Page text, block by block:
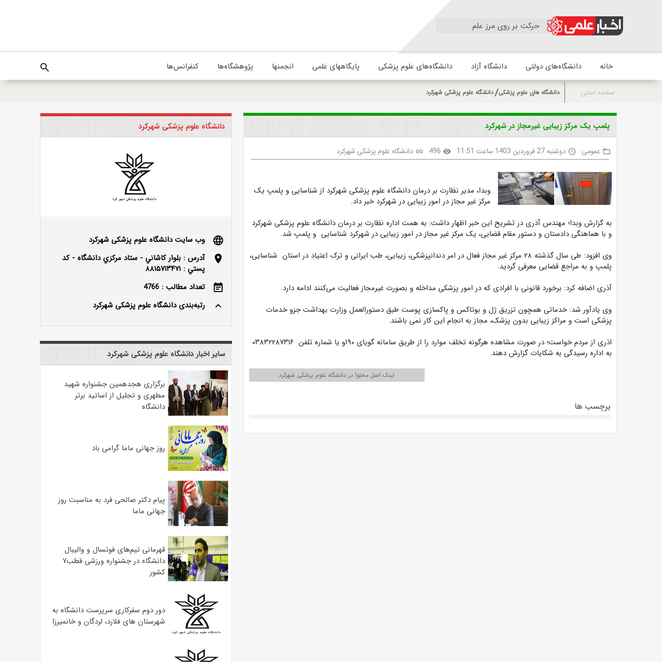
حرکت بر روی مرز علم
خانه دانشگاه‌های دولتی دانشگاه آزاد دانشگاه‌های علوم پزشکی پایگاههای علمی انجمنها پژوهشگاه‌ها کنفرانس‌ها search
صفحه اصلی دانشگاه های علوم پزشکی دانشگاه علوم پزشکی شهرکرد
پلمپ یک مرکز زیبایی غیرمجاز در شهرکرد
folder_open عمومی access_time دوشنبه 27 فروردین 1403 ساعت 11:51 visibility
496
link دانشگاه علوم پزشکی شهرکرد
وبدا، مدیر نظارت بر درمان دانشگاه علوم پزشکی شهرکرد از شناسایی و پلمپ یک
مرکز غیر مجاز در امور زیبایی در شهرکرد خبر داد.
به گزارش وبدا؛ مهندس آذری در تشریح این خبر اظهار داشت: به همت اداره نظارت بر درمان دانشگاه علوم پزشکی شهرکرد
و با هماهنگی دادستان و دستور مقام قضایی، یک مرکز غیر مجاز در امور زیبایی در شهرکرد شناسایی و پلمپ شد.
وی افزود: طی سال گذشته ۲۸ مرکز غیر مجاز فعال در امر دندانپزشکی، زیبایی، طب ایرانی و ترک اعتیاد در استان شناسایی،
پلمپ و به مراجع قضایی معرفی گردید.
آذری اضافه کرد: برخورد قانونی با افرادی که در امور پزشکی مداخله و بصورت غیرمجاز فعالیت می‌کنند ادامه دارد.
وی یادآور شد: خدماتی همچون تزریق ژل و بوتاکس و پاکسازی پوست طبق دستورالعمل وزارت بهداشت جزو خدمات
پزشکی است و مراکز زیبایی بدون پزشک، مجاز به انجام این کار نمی باشند.
اذری از مردم خواست؛ در صورت مشاهده هرگونه تخلف موارد را از طریق سامانه گویای ۱۹۰و یا شماره تلفن ۰۳۸۳۲۲۸۷۳۱۶
به اداره رسیدگی به شکایات گزارش دهند.
لینک اصل محتوا در دانشگاه علوم پزشکی شهرکرد
برچسب ها
دانشگاه علوم پزشکی شهرکرد
language
وب سایت دانشگاه علوم پزشکی شهرکرد
location_on
آدرس : بلوار كاشاني - ستاد مركزي دانشگاه - كد
پستي : ۸۸۱۵۷۱۳۴۷۱
event_note
تعداد مطالب : 4766
keyboard_arrow_up
رتبه‌بندی دانشگاه علوم پزشکی شهرکرد
سایر اخبار دانشگاه علوم پزشکی شهرکرد
برگزاری هجدهمین جشنواره شهید
مطهری و تجلیل از اساتید برتر
دانشگاه
روز جهانی ماما گرامی باد
پیام دکتر صالحی فرد به مناسبت روز
جهانی ماما
قهرمانی تیم‌های فوتسال و والیبال
دانشگاه در جشنواره ورزشی قطب۷
کشور
دور دوم سفرکاری سرپرست دانشگاه به
شهرستان های فلارد، لردگان و خانمیرزا